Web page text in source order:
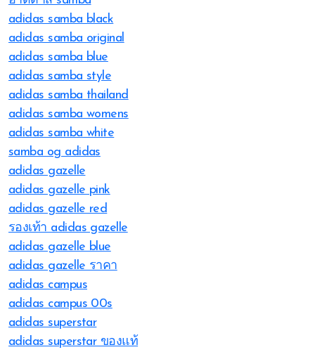
adidas samba black
adidas samba original
adidas samba blue
adidas samba style
adidas samba thailand
adidas samba womens
adidas samba white
samba og adidas
adidas gazelle
adidas gazelle pink
adidas gazelle red
รองเท้า adidas gazelle
adidas gazelle blue
adidas gazelle ราคา
adidas campus
adidas campus 00s
adidas superstar
adidas superstar ของแท้